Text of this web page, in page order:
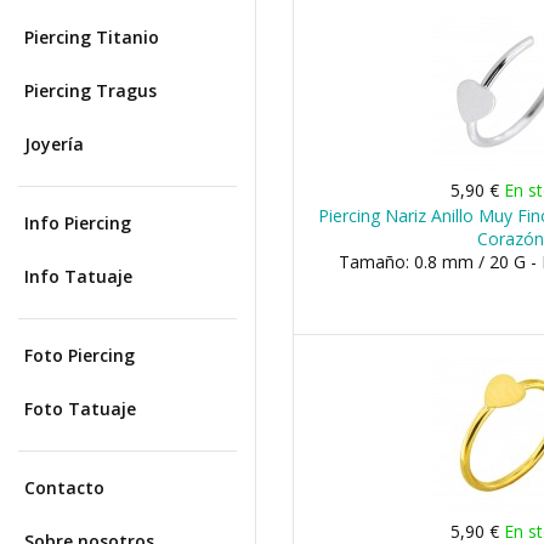
Piercing Titanio
Piercing Tragus
Joyería
Info Piercing
Info Tatuaje
Foto Piercing
Foto Tatuaje
Contacto
5,90 € En
Piercing Nariz Anillo Muy
Corazón
Tamaño: 0.8 mm / 20 G
5,90 € En